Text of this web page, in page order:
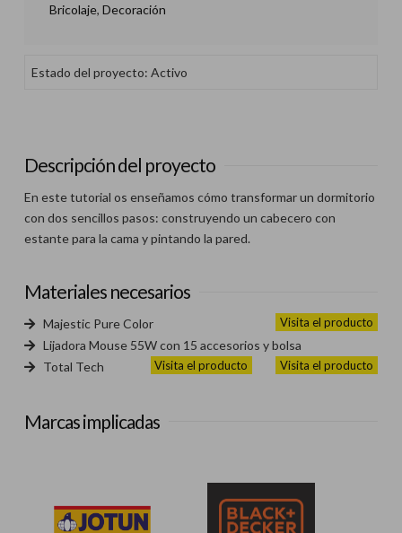
Bricolaje, Decoración
Estado del proyecto: Activo
Descripción del proyecto
En este tutorial os enseñamos cómo transformar un dormitorio
con dos sencillos pasos: construyendo un cabecero con
estante para la cama y pintando la pared.
Materiales necesarios
Majestic Pure Color Visita el producto
Lijadora Mouse 55W con 15 accesorios y bolsa
Visita el producto
Total Tech Visita el producto
Marcas implicadas